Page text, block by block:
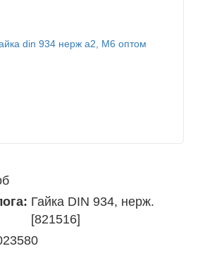
Гайка DIN 934, нерж.
[821516]